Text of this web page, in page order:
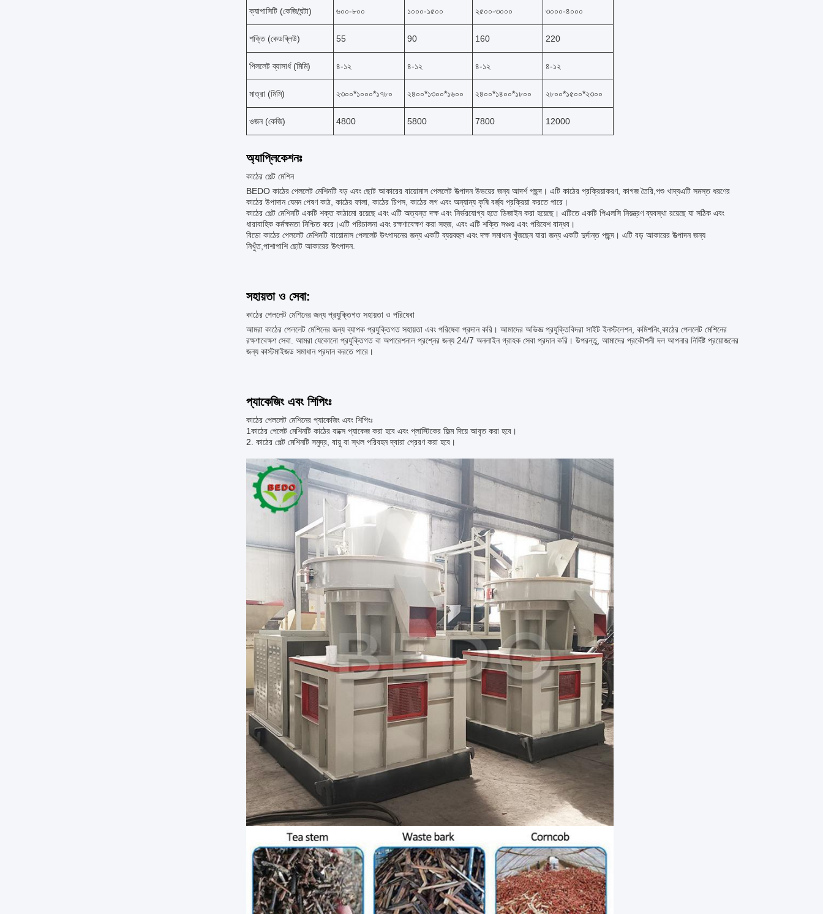
ক্যাপাসিটি (কেজি/ঘন্টা) ৬০০-৮০০ ১০০০-১৫০০ ২৫০০-৩০০০ ৩০০০-৪০০০
শক্তি (কেডব্লিউ) 55 90 160 220
পিললেট ব্যাসার্ধ (মিমি) ৪-১২ ৪-১২ ৪-১২ ৪-১২
মাত্রা (মিমি) ২৩০০*১০০০*১৭৮০ ২৪০০*১৩০০*১৬০০ ২৪০০*১৪০০*১৮০০ ২৮০০*১৫০০*২৩০০
ওজন (কেজি) 4800 5800 7800 12000
অ্যাপ্লিকেশনঃ
কাঠের পেল্ট মেশিন
BEDO কাঠের পেললেট মেশিনটি বড় এবং ছোট আকারের বায়োমাস পেললেট উত্পাদন উভয়ের জন্য আদর্শ পছন্দ। এটি কাঠের প্রক্রিয়াকরণ, কাগজ তৈরি,পশু খাদ্যএটি সমস্ত ধরণের
কাঠের উপাদান যেমন পেষণ কাঠ, কাঠের ফালা, কাঠের চিপস, কাঠের লগ এবং অন্যান্য কৃষি বর্জ্য প্রক্রিয়া করতে পারে।
কাঠের পেল্ট মেশিনটি একটি শক্ত কাঠামো রয়েছে এবং এটি অত্যন্ত দক্ষ এবং নির্ভরযোগ্য হতে ডিজাইন করা হয়েছে। এটিতে একটি পিএলসি নিয়ন্ত্রণ ব্যবস্থা রয়েছে যা সঠিক এবং
ধারাবাহিক কর্মক্ষমতা নিশ্চিত করে।এটি পরিচালনা এবং রক্ষণাবেক্ষণ করা সহজ, এবং এটি শক্তি সঞ্চয় এবং পরিবেশ বান্ধব।
বিডো কাঠের পেললেট মেশিনটি বায়োমাস পেললেট উৎপাদনের জন্য একটি ব্যয়বহুল এবং দক্ষ সমাধান খুঁজছেন যারা জন্য একটি দুর্দান্ত পছন্দ। এটি বড় আকারের উত্পাদন জন্য
নিখুঁত,পাশাপাশি ছোট আকারের উৎপাদন.
সহায়তা ও সেবা:
কাঠের পেললেট মেশিনের জন্য প্রযুক্তিগত সহায়তা ও পরিষেবা
আমরা কাঠের পেললেট মেশিনের জন্য ব্যাপক প্রযুক্তিগত সহায়তা এবং পরিষেবা প্রদান করি। আমাদের অভিজ্ঞ প্রযুক্তিবিদরা সাইট ইনস্টলেশন, কমিশনিং,কাঠের পেললেট মেশিনের
রক্ষণাবেক্ষণ সেবা. আমরা যেকোনো প্রযুক্তিগত বা অপারেশনাল প্রশ্নের জন্য 24/7 অনলাইন গ্রাহক সেবা প্রদান করি। উপরন্তু, আমাদের প্রকৌশলী দল আপনার নির্দিষ্ট প্রয়োজনের
জন্য কাস্টমাইজড সমাধান প্রদান করতে পারে।
প্যাকেজিং এবং শিপিংঃ
কাঠের পেললেট মেশিনের প্যাকেজিং এবং শিপিংঃ
1কাঠের পেলেট মেশিনটি কাঠের বাক্সে প্যাকেজ করা হবে এবং প্লাস্টিকের ফিল্ম দিয়ে আবৃত করা হবে।
2. কাঠের পেল্ট মেশিনটি সমুদ্র, বায়ু বা স্থল পরিবহন দ্বারা প্রেরণ করা হবে।